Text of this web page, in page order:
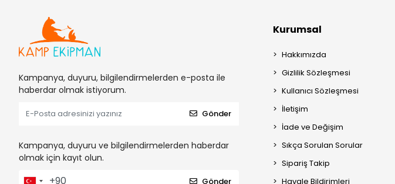
High Peak
Husky
Jeep
La Sportiva
Laporte
Leader
Kampanya, duyuru, bilgilendirmelerden e-posta ile
haberdar olmak istiyorum.
Gönder
Kampanya, duyuru ve bilgilendirmelerden haberdar
olmak için kayıt olun.
Gönder
Kurumsal
Hakkımızda
Gizlilik Sözleşmesi
Kullanıcı Sözleşmesi
İletişim
İade ve Değişim
Sıkça Sorulan Sorular
Sipariş Takip
Havale Bildirimleri